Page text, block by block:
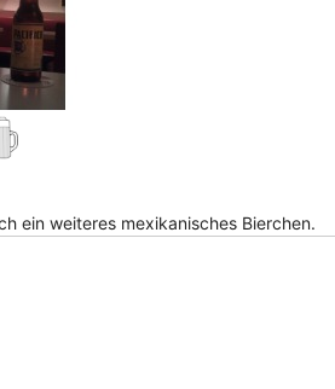
ein weiteres mexikanisches Bierchen.